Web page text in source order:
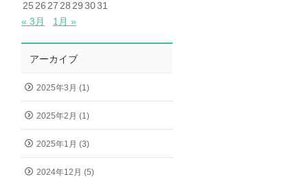
25 26 27 28 293031
« 3月
1月 »
アーカイブ
2025年3月 (1)
2025年2月 (1)
2025年1月 (3)
2024年12月 (5)